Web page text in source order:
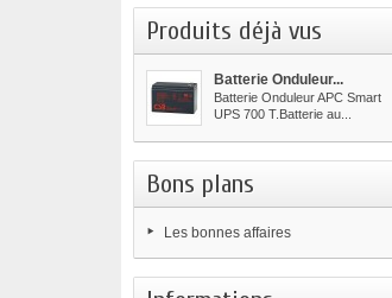
Produits déjà vus
Batterie Onduleur...
Batterie Onduleur APC Smart
UPS 700 T.Batterie au...
Bons plans
Les bonnes affaires